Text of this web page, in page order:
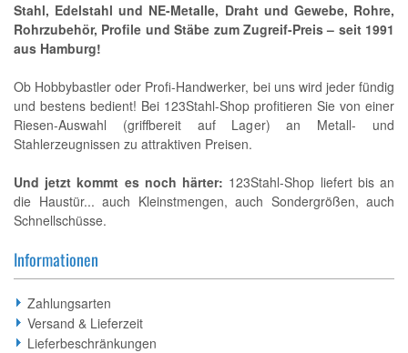
Stahl, Edelstahl und NE-Metalle, Draht und Gewebe, Rohre,
Rohrzubehör, Profile und Stäbe zum Zugreif-Preis – seit 1991
aus Hamburg!
Ob Hobbybastler oder Profi-Handwerker, bei uns wird jeder fündig
und bestens bedient! Bei 123Stahl-Shop profitieren Sie von einer
Riesen-Auswahl (griffbereit auf Lager) an Metall- und
Stahlerzeugnissen zu attraktiven Preisen.
Und jetzt kommt es noch härter: 123Stahl-Shop liefert bis an
die Haustür... auch Kleinstmengen, auch Sondergrößen, auch
Schnellschüsse.
Informationen
Zahlungsarten
Versand & Lieferzeit
Lieferbeschränkungen